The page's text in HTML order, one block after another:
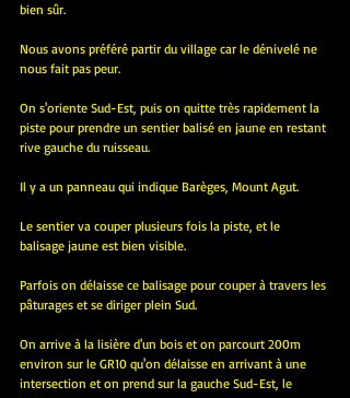
bien sûr.
Nous avons préféré partir du village car le dénivelé ne
nous fait pas peur.
On s'oriente Sud-Est, puis on quitte très rapidement la
piste pour prendre un sentier balisé en jaune en restant
rive gauche du ruisseau.
Il y a un panneau qui indique Barèges, Mount Agut.
Le sentier va couper plusieurs fois la piste, et le
balisage jaune est bien visible.
Parfois on délaisse ce balisage pour couper à travers les
pâturages et se diriger plein Sud.
On arrive à la lisière d'un bois et on parcourt 200m
environ sur le GR10 qu'on délaisse en arrivant à une
intersection et on prend sur la gauche Sud-Est, le